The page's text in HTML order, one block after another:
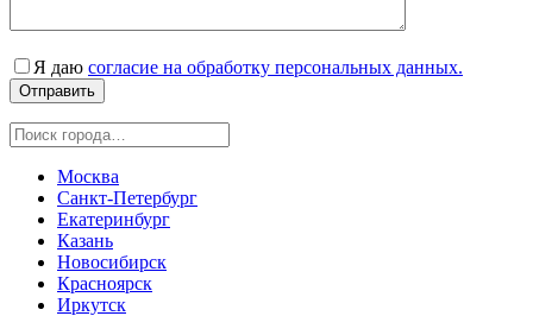
Я даю согласие на обработку персональных данных.
Москва
Санкт-Петербург
Екатеринбург
Казань
Новосибирск
Красноярск
Иркутск